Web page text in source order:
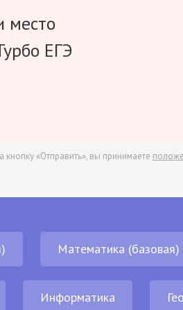
место
ЕГЭ
«Отправить», вы принимаете
Математика (базовая)
Информатика